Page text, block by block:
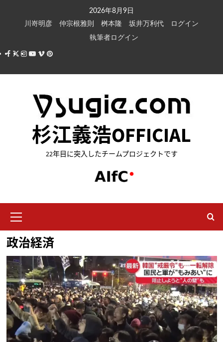
キ
2026年8月9日
川嵜明彦
仲宗根雅則 桝本隆 坂井万利代
ログイン
執筆者ログイン
Facebook
X Instagram
Youtube
VimeoPinterest
杉江義浩OFFICIAL
22年目に突入したチームプロジェクトです
イ
ン
メ
ュ
ー
政治経済